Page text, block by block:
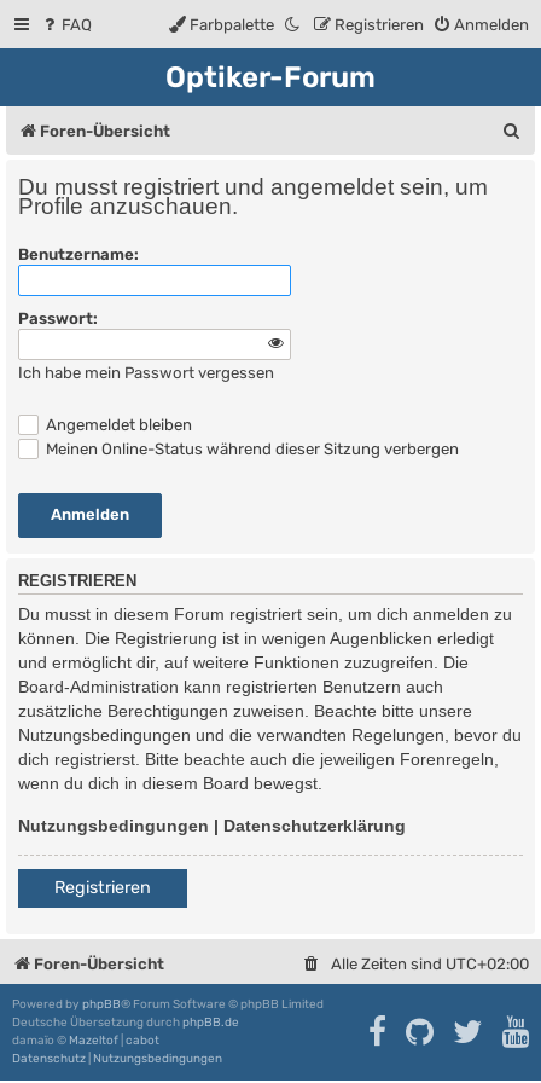
FAQ Anmelden
Registrieren
Farbpalette
Optiker-Forum
Foren-Übersicht
Du musst registriert und angemeldet sein, um
Profile anzuschauen.
Benutzername:
Passwort:
Ich habe mein Passwort vergessen
Angemeldet bleiben
Meinen Online-Status während dieser Sitzung verbergen
REGISTRIEREN
Du musst in diesem Forum registriert sein, um dich anmelden zu
können. Die Registrierung ist in wenigen Augenblicken erledigt
und ermöglicht dir, auf weitere Funktionen zuzugreifen. Die
Board-Administration kann registrierten Benutzern auch
zusätzliche Berechtigungen zuweisen. Beachte bitte unsere
Nutzungsbedingungen und die verwandten Regelungen, bevor du
dich registrierst. Bitte beachte auch die jeweiligen Forenregeln,
wenn du dich in diesem Board bewegst.
Nutzungsbedingungen | Datenschutzerklärung
Registrieren
Foren-Übersicht Alle Zeiten sind UTC+02:00
Powered by phpBB® Forum Software © phpBB Limited
Deutsche Übersetzung durchphpBB.de
damaïo © Mazeltof cabot
Datenschutz Nutzungsbedingungen